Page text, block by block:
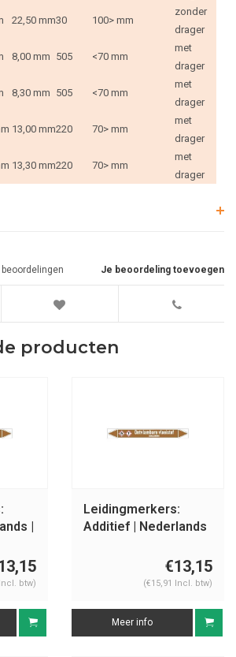
22,50 mm30 100> mm
zonder
drager
8,00 mm 505 <70 mm
met
drager
8,30 mm 505 <70 mm
met
drager
13,00 mm220 70> mm
met
drager
13,30 mm220 70> mm
met
drager
Je beoordeling toevoegen
beoordelingen
producten
|
btw)
Leidingmerkers:
Additief | Nederlands
€13,15
(€15,91 Incl. btw)
Meer info